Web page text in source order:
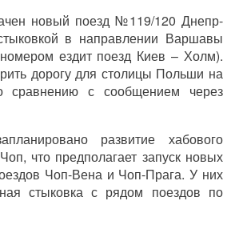
новый поезд №119/120 Днепр-
в направлении Варшавы
ездит поезд Киев – Холм).
дорогу для столицы Польши на
с сообщением через
развитие хабового
что предполагает запуск новых
Чоп-Вена и Чоп-Прага. У них
стыковка с рядом поездов по